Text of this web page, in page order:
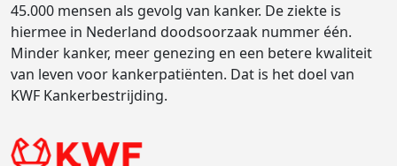
45.000 mensen als gevolg van kanker. De ziekte is
hiermee in Nederland doodsoorzaak nummer één.
Minder kanker, meer genezing en een betere kwaliteit
van leven voor kankerpatiënten. Dat is het doel van
KWF Kankerbestrijding.